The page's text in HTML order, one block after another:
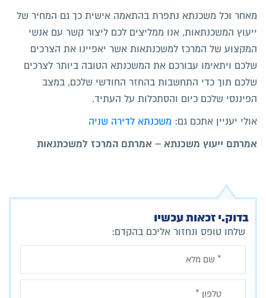
מאחר וכל משכנתא נתפרת בהתאמה אישית כך גם המחיר של
ייעוץ המשכנתאות, אנו ממליצים לכם ליצור קשר עם אנשי
המקצוע של המרכז למשכנתאות אשר יאפיינו את הצרכים
שלכם ויתאימו עבורכם את המשכנתא הטובה ביותר לצרכים
שלכם תוך כדי התחשבות בהחזר החודשי שלכם, במצב
הפיננסי שלכם כיום והסתכלות על העתיד.
אולי יעניין אתכם גם: משכנתא לדירה שניה
אמרתם ייעוץ משכנתא – אמרתם המרכז למשכתנאות
בדוק.י זכאות עכשיו
שלחו טופס ונחזור אליכם בהקדם: